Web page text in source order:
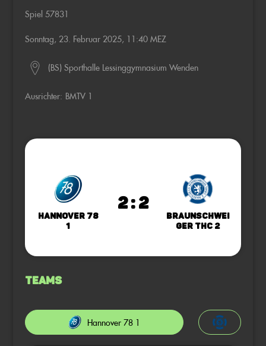
Spiel 57831
Sonntag, 23. Februar 2025, 11:40 MEZ
(BS) Sporthalle Lessinggymnasium Wenden
Ausrichter: BMTV 1
Hannover 78
1
2 : 2
Braunschwei
ger THC 2
Teams
Hannover 78 1